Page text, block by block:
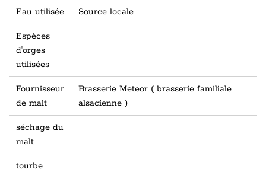
Eau utilisée Source locale
Espèces
d'orges
utilisées
Fournisseur
de malt
Brasserie Meteor ( brasserie familiale
alsacienne )
séchage du
malt
tourbe